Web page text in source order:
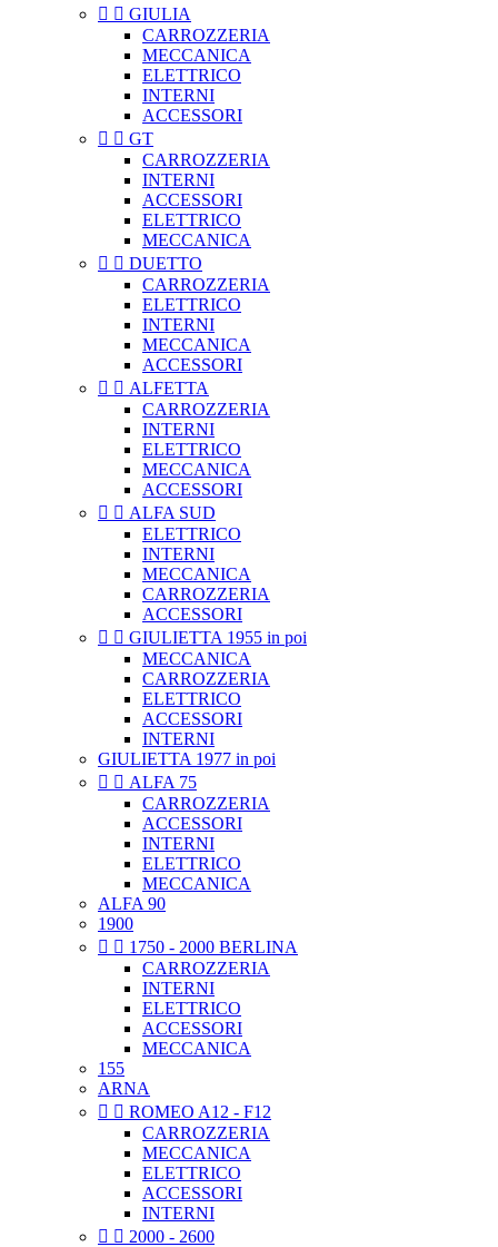
  GIULIA
CARROZZERIA
MECCANICA
ELETTRICO
INTERNI
ACCESSORI
  GT
CARROZZERIA
INTERNI
ACCESSORI
ELETTRICO
MECCANICA
  DUETTO
CARROZZERIA
ELETTRICO
INTERNI
MECCANICA
ACCESSORI
  ALFETTA
CARROZZERIA
INTERNI
ELETTRICO
MECCANICA
ACCESSORI
  ALFA SUD
ELETTRICO
INTERNI
MECCANICA
CARROZZERIA
ACCESSORI
  GIULIETTA 1955 in poi
MECCANICA
CARROZZERIA
ELETTRICO
ACCESSORI
INTERNI
GIULIETTA 1977 in poi
  ALFA 75
CARROZZERIA
ACCESSORI
INTERNI
ELETTRICO
MECCANICA
ALFA 90
1900
  1750 - 2000 BERLINA
CARROZZERIA
INTERNI
ELETTRICO
ACCESSORI
MECCANICA
155
ARNA
  ROMEO A12 - F12
CARROZZERIA
MECCANICA
ELETTRICO
ACCESSORI
INTERNI
  2000 - 2600